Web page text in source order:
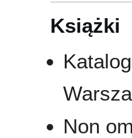
Książki
Non